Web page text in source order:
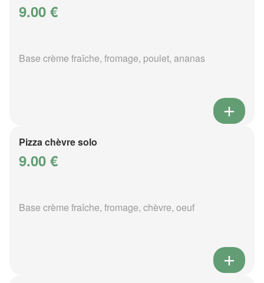
9.00 €
Base crème fraîche, fromage, poulet, ananas
Pizza chèvre solo
9.00 €
Base crème fraîche, fromage, chèvre, oeuf